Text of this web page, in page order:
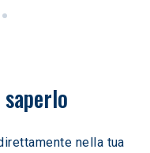
nella tua